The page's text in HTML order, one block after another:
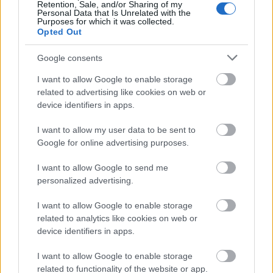
Retention, Sale, and/or Sharing of my
Personal Data that Is Unrelated with the
Purposes for which it was collected.
Opted Out
Google consents
I want to allow Google to enable storage
related to advertising like cookies on web or
device identifiers in apps.
I want to allow my user data to be sent to
Google for online advertising purposes.
I want to allow Google to send me
personalized advertising.
I want to allow Google to enable storage
related to analytics like cookies on web or
device identifiers in apps.
I want to allow Google to enable storage
related to functionality of the website or app.
programok. Kell, hogy keressék és megtalálják a
személyiségüket kiteljesítő, önértéküket erősítő
elfoglaltságokat, lehetőségük legyen megosztani
élettapasztalataikat. Egyéni és közösségi szinten is
lehet olyan támogató rendszert létrehozni, amire
nagyon sok példa van, a harmadik kerületben ez
rendkívül széles körű. Egyetlen idős embernek sem
szabadna azt éreznie, hogy ő nem fontos, és ha
– Nagyon sok olyan idős ember van, aki krónikus
osztályra kerül, és nincsenek hozzátartozói. Rajtuk
hogyan tudnak segíteni?
– Abba minden idős beleegyezik, hogy a kórházba
kell mennie, a benti lét viszont megsokszorozza a
problémákat. Nemcsak a testi betegségeket, hanem
a lelki gondokat is. Azonnal felmerül a kérdés: „innen
nem fogok hazakerülni, már közel a halál, minek
élek, otthon egyedül vagyok, úgysem gyógyulok